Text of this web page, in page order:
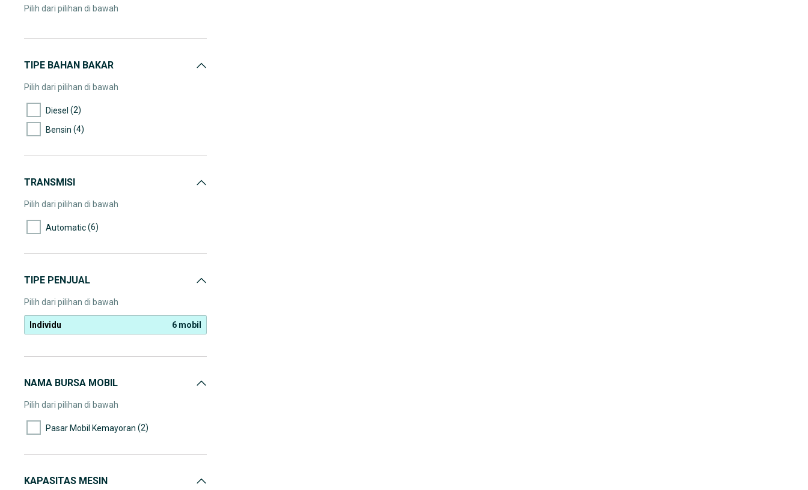
Pilih dari pilihan di bawah
TIPE BAHAN BAKAR
Pilih dari pilihan di bawah
Diesel (2)
Bensin (4)
TRANSMISI
Pilih dari pilihan di bawah
Automatic(6)
TIPE PENJUAL
Pilih dari pilihan di bawah
Individu 6 mobil
NAMA BURSA MOBIL
Pilih dari pilihan di bawah
Pasar Mobil Kemayoran (2)
KAPASITAS MESIN